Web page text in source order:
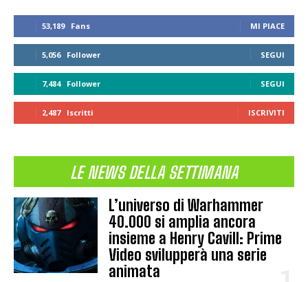
53,189 Fans MI PIACE
5,056 Follower SEGUI
7,484 Follower SEGUI
2,487 Iscritti ISCRIVITI
LE NEWS DELLA SETTIMANA
L’universo di Warhammer
40.000 si amplia ancora
insieme a Henry Cavill: Prime
Video svilupperà una serie
animata